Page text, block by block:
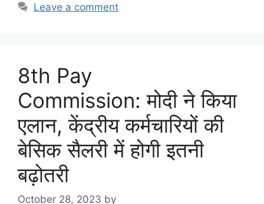
Leave a comment
8th Pay
Commission: मोदी ने किया
एलान, केंद्रीय कर्मचारियों की
बेसिक सैलरी में होगी इतनी
बढ़ोतरी
October 28, 2023 by